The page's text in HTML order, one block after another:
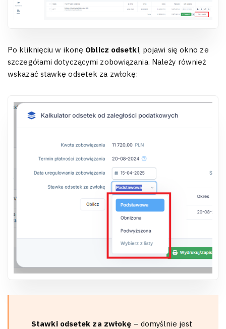
Po kliknięciu w ikonę Oblicz odsetki, pojawi się okno ze
szczegółami dotyczącymi zobowiązania. Należy również
wskazać stawkę odsetek za zwłokę:
Stawki odsetek za zwłokę – domyślnie jest